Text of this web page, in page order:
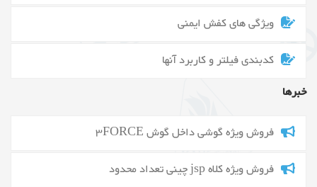
ویژگی های کفش ایمنی
کدبندی فیلتر و کاربرد آنها
خبرها
فروش ویژه گوشی داخل گوش 3FORCE
فروش ویژه کلاه jsp چینی تعداد محدود